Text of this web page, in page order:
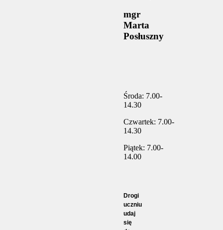
mgr
Marta
Posłuszny
Środa: 7.00-
14.30
Czwartek: 7.00-
14.30
Piątek: 7.00-
14.00
Drogi
uczniu
udaj
się